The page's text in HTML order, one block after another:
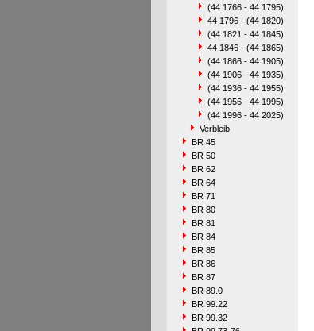
(44 1766 - 44 1795)
44 1796 - (44 1820)
(44 1821 - 44 1845)
44 1846 - (44 1865)
(44 1866 - 44 1905)
(44 1906 - 44 1935)
(44 1936 - 44 1955)
(44 1956 - 44 1995)
(44 1996 - 44 2025)
Verbleib
BR 45
BR 50
BR 62
BR 64
BR 71
BR 80
BR 81
BR 84
BR 85
BR 86
BR 87
BR 89.0
BR 99.22
BR 99.32